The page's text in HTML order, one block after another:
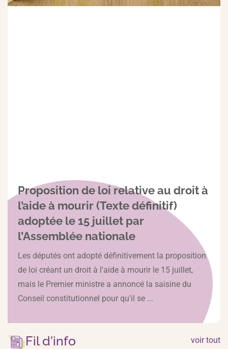
Proposition de loi relative au droit à
l’aide à mourir (Texte définitif)
adoptée le 15 juillet par
l’Assemblée nationale
Les députés ont adopté définitivement la proposition
de loi créant un droit à l'aide à mourir le 15 juillet,
mais le Premier ministre a annoncé la saisine du
Conseil constitutionnel pour qu'il se ...
Fil d'info voir tout